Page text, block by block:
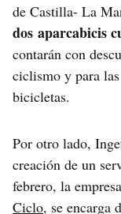
de Castilla- La
dos aparcabicis
contarán con
ciclismo y para
bicicletas.
Por otro lado,
creación de un
febrero, la
Ciclo, se encarga